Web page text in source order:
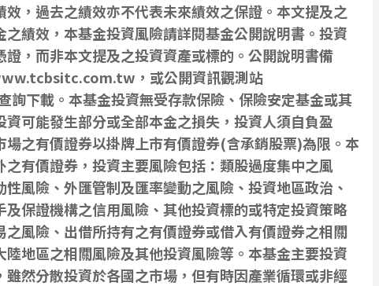
，過去之績效亦不代表未來績效之保證。本文提及之
績效，本基金投資風險請詳閱基金公開說明書。投資
，而非本文提及之投資資產或標的。公開說明書備
，或公開資訊觀測站
下載。本基金投資無受存款保險、保險安定基金或其
可能發生部分或全部本金之損失，投資人須自負盈
場之有價證券以掛牌上市有價證券(含承銷股票)為限。本
有價證券，投資主要風險包括：類股過度集中之風
風險、外匯管制及匯率變動之風險、投資地區政治、
保證機構之信用風險、其他投資標的或特定投資策略
風險、出借所持有之有價證券或借入有價證券之相關
地區之相關風險及其他投資風險等。本基金主要投資
然分散投資於各國之市場，但有時因產業循環或非經